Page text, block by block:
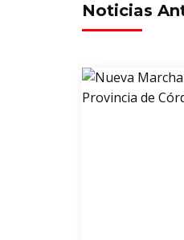
Noticias